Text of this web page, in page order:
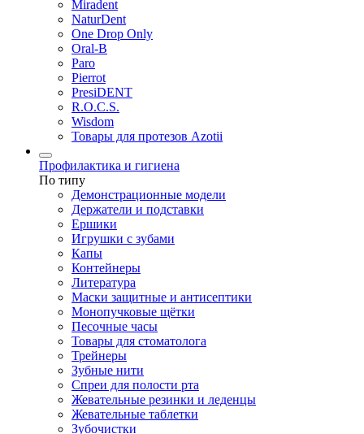
Miradent
NaturDent
One Drop Only
Oral-B
Paro
Pierrot
PresiDENT
R.O.C.S.
Wisdom
Товары для протезов Azotii
Профилактика и гигиена
По типу
Демонстрационные модели
Держатели и подставки
Ершики
Игрушки с зубами
Капы
Контейнеры
Литература
Маски защитные и антисептики
Монопучковые щётки
Песочные часы
Товары для стоматолога
Трейнеры
Зубные нити
Спреи для полости рта
Жевательные резинки и леденцы
Жевательные таблетки
Зубочистки